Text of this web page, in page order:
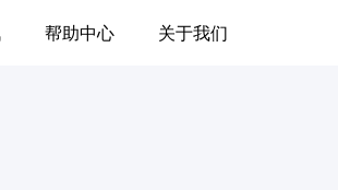
帮助中心 关于我们